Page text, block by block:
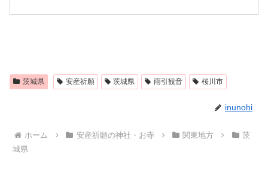
茨城県 安産祈願 茨城県 雨引観音 桜川市
inunohi
ホーム 安産祈願の神社・お寺 関東地方
茨
城県